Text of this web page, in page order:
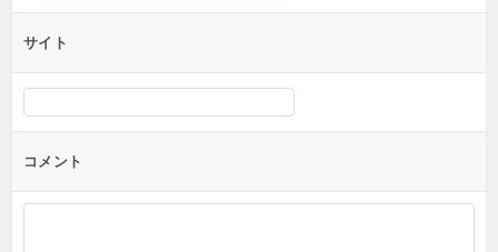
サイト
コメント